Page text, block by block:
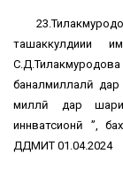
ташаккулдиҳии
баналмиллалӣ дар
миллӣ дар
иннватсионӣ ”,
ДДМИТ 01.04.2024